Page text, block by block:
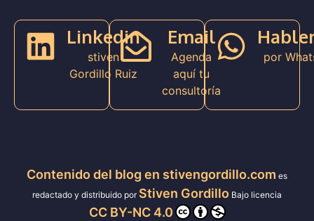
Linkedin
stiven
Gordillo Ruiz
Email
Agenda
aquí tu
consultoría
por
Contenido del blog en stivengordillo.com es
redactado y distribuido por Stiven Gordillo Bajo licencia
CC BY-NC 4.0